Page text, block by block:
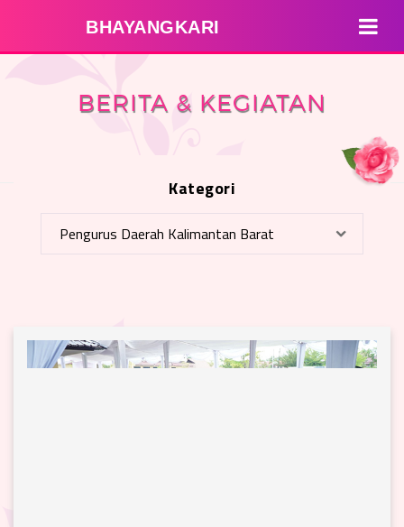
BHAYANGKARI
BERITA & KEGIATAN
Kategori